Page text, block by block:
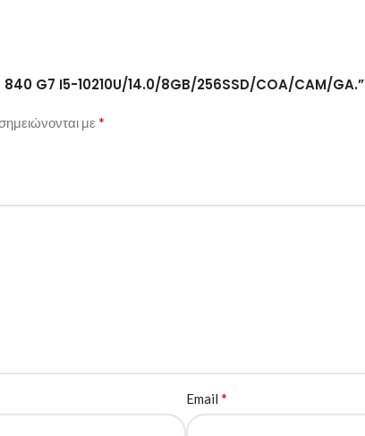
840 G7 I5-10210U/14.0/8GB/256SSD/COA/CAM/GA.”
με *
Email *